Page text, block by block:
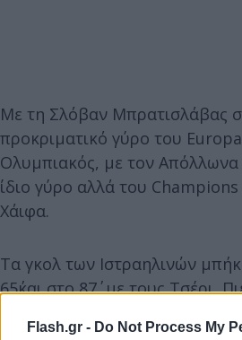
Flash.gr - Do Not Process My
Με τη Σλόβαν Μπρατισλάβας
προκριματικό γύρο του
Ολυμπιακός, με τον Απόλλωνα
ίδιο γύρο αλλά του
Χάιφα.
Τα γκολ των Ιστραηλινών
65΄και στο 87΄, με τους Τσέρι,